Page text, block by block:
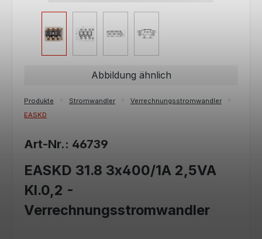
Abbildung ähnlich
Produkte Stromwandler
Verrechnungsstromwandler
EASKD
Art-Nr.: 46739
EASKD 31.8 3x400/1A 2,5VA
Kl.0,2 -
Verrechnungsstromwandler